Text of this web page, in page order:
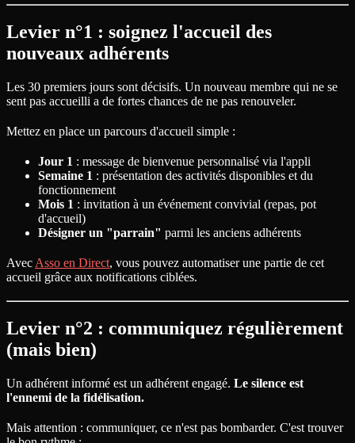
Levier n°1 : soignez l'accueil des
nouveaux adhérents
Les 30 premiers jours sont décisifs. Un nouveau membre qui ne se
sent pas accueilli a de fortes chances de ne pas renouveler.
Mettez en place un parcours d'accueil simple :
Jour 1 : message de bienvenue personnalisé via l'appli
Semaine 1 : présentation des activités disponibles et du
fonctionnement
Mois 1 : invitation à un événement convivial (repas, pot
d'accueil)
Désigner un "parrain" parmi les anciens adhérents
Avec Asso en Direct, vous pouvez automatiser une partie de cet
accueil grâce aux notifications ciblées.
Levier n°2 : communiquez régulièrement
(mais bien)
Un adhérent informé est un adhérent engagé. Le silence est
l'ennemi de la fidélisation.
Mais attention : communiquer, ce n'est pas bombarder. C'est trouver